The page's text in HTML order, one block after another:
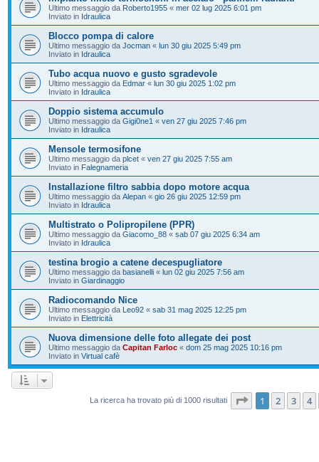
Ultimo messaggio da Roberto1955 « mer 02 lug 2025 6:01 pm
Inviato in Idraulica
Blocco pompa di calore
Ultimo messaggio da Jocman « lun 30 giu 2025 5:49 pm
Inviato in Idraulica
Tubo acqua nuovo e gusto sgradevole
Ultimo messaggio da Edmar « lun 30 giu 2025 1:02 pm
Inviato in Idraulica
Doppio sistema accumulo
Ultimo messaggio da Gigi0ne1 « ven 27 giu 2025 7:46 pm
Inviato in Idraulica
Mensole termosifone
Ultimo messaggio da plcet « ven 27 giu 2025 7:55 am
Inviato in Falegnameria
Installazione filtro sabbia dopo motore acqua
Ultimo messaggio da Alepan « gio 26 giu 2025 12:59 pm
Inviato in Idraulica
Multistrato o Polipropilene (PPR)
Ultimo messaggio da Giacomo_88 « sab 07 giu 2025 6:34 am
Inviato in Idraulica
testina brogio a catene decespugliatore
Ultimo messaggio da basianelli « lun 02 giu 2025 7:56 am
Inviato in Giardinaggio
Radiocomando Nice
Ultimo messaggio da Leo92 « sab 31 mag 2025 12:25 pm
Inviato in Elettricità
Nuova dimensione delle foto allegate dei post
Ultimo messaggio da Capitan Farloc « dom 25 mag 2025 10:16 pm
Inviato in Virtual cafè
La ricerca ha trovato più di 1000 risultati Pagina di 20
1 2 3 4